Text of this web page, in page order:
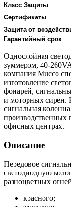
Класс Защиты
Сертификаты
Защита от
Гарантийный срок
Однослойная
зуммером, 40-
компания Mucco
изготовление
фонарей,
и моторных сирен.
сигнальная
офисных центрах.
Описание
Передовое
светодиодную
разноцветных
красного;